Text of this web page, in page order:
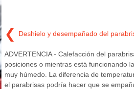
❮ Deshielo y desempañado del
ADVERTENCIA - Calefacción del
posiciones o mientras está funcionando
muy húmedo. La diferencia de
el parabrisas podría hacer que se